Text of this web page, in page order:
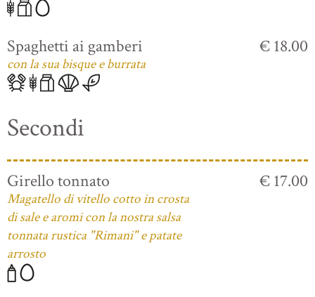
Spaghetti ai gamberi
con la sua bisque e burrata
€ 18.00
Secondi
Girello tonnato
Magatello di vitello cotto in crosta
di sale e aromi con la nostra salsa
tonnata rustica "Rimani" e patate
arrosto
€ 17.00